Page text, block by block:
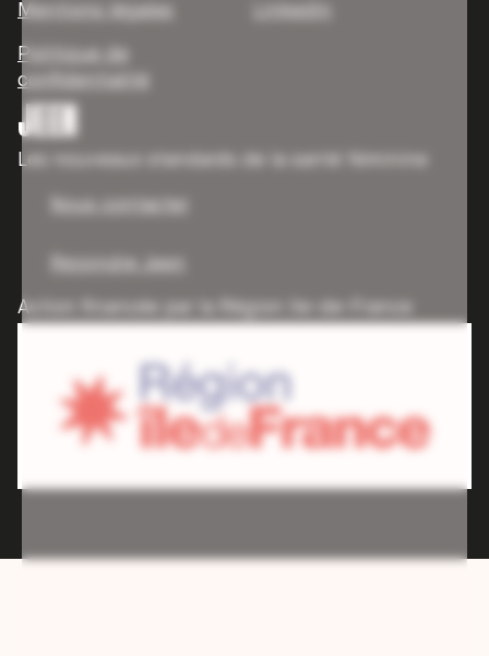
JEEN
Les nouveaux standards de la santé féminine
Nous contacter
Action financée par la Région Ile-de-France
Mentions légales
Politique de
confidentialité